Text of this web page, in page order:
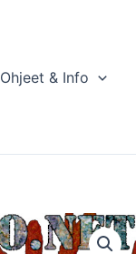
Ohjeet & Info